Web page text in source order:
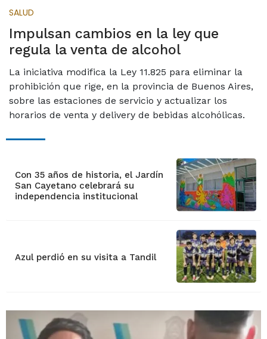
SALUD
Impulsan cambios en la ley que
regula la venta de alcohol
La iniciativa modifica la Ley 11.825 para eliminar la
prohibición que rige, en la provincia de Buenos Aires,
sobre las estaciones de servicio y actualizar los
horarios de venta y delivery de bebidas alcohólicas.
Con 35 años de historia, el Jardín
San Cayetano celebrará su
independencia institucional
Azul perdió en su visita a Tandil